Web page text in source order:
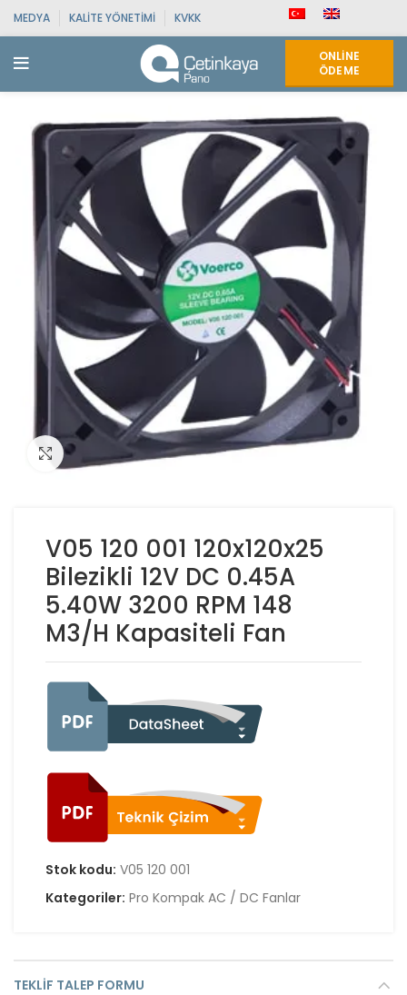
MEDYA KALITE YÖNETIMI KVKK
ONLINE
ÖDEME
Click to enlarge
V05 120 001 120x120x25
Bilezikli 12V DC 0.45A
5.40W 3200 RPM 148
M3/H Kapasiteli Fan
Stok kodu: V05 120 001
Kategoriler: Pro Kompak AC / DC Fanlar
TEKLIF TALEP FORMU